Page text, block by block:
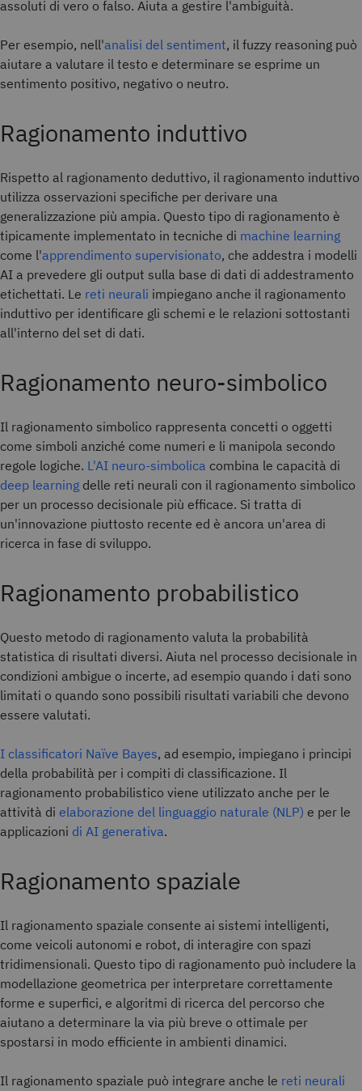
assoluti di vero o falso. Aiuta a gestire l'ambiguità.
Per esempio, nell'analisi del sentiment, il fuzzy reasoning può
aiutare a valutare il testo e determinare se esprime un
sentimento positivo, negativo o neutro.
Ragionamento induttivo
Rispetto al ragionamento deduttivo, il ragionamento induttivo
utilizza osservazioni specifiche per derivare una
generalizzazione più ampia. Questo tipo di ragionamento è
tipicamente implementato in tecniche di machine learning
come l'apprendimento supervisionato, che addestra i modelli
AI a prevedere gli output sulla base di dati di addestramento
etichettati. Le reti neurali impiegano anche il ragionamento
induttivo per identificare gli schemi e le relazioni sottostanti
all'interno del set di dati.
Ragionamento neuro-simbolico
Il ragionamento simbolico rappresenta concetti o oggetti
come simboli anziché come numeri e li manipola secondo
regole logiche. L'AI neuro-simbolica combina le capacità di
deep learning delle reti neurali con il ragionamento simbolico
per un processo decisionale più efficace. Si tratta di
un'innovazione piuttosto recente ed è ancora un'area di
ricerca in fase di sviluppo.
Ragionamento probabilistico
Questo metodo di ragionamento valuta la probabilità
statistica di risultati diversi. Aiuta nel processo decisionale in
condizioni ambigue o incerte, ad esempio quando i dati sono
limitati o quando sono possibili risultati variabili che devono
essere valutati.
I classificatori Naïve Bayes, ad esempio, impiegano i principi
della probabilità per i compiti di classificazione. Il
ragionamento probabilistico viene utilizzato anche per le
attività di elaborazione del linguaggio naturale (NLP) e per le
applicazioni di AI generativa.
Ragionamento spaziale
Il ragionamento spaziale consente ai sistemi intelligenti,
come veicoli autonomi e robot, di interagire con spazi
tridimensionali. Questo tipo di ragionamento può includere la
modellazione geometrica per interpretare correttamente
forme e superfici, e algoritmi di ricerca del percorso che
aiutano a determinare la via più breve o ottimale per
spostarsi in modo efficiente in ambienti dinamici.
Il ragionamento spaziale può integrare anche le reti neurali